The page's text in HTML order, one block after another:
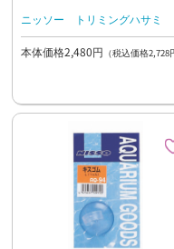
ニッソー トリミングハサミ
本体価格2,480円 （税込価格2,728